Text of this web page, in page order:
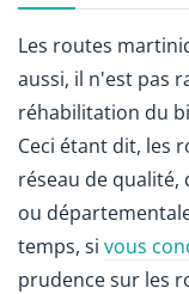
Les routes
aussi, il n'est pas
réhabilitation du
Ceci étant dit, les
réseau de qualité,
ou
temps, si vous
prudence sur les